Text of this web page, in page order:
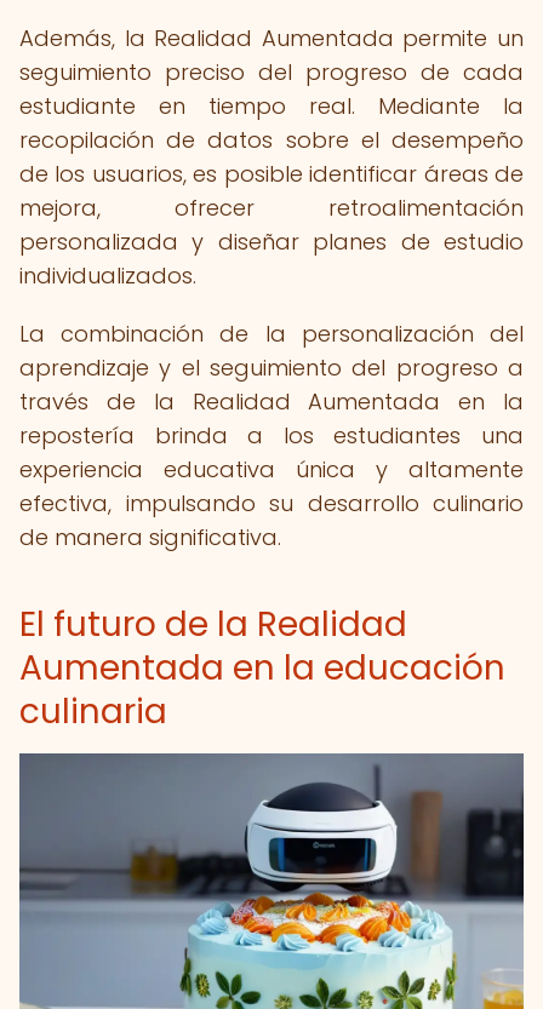
Además, la Realidad Aumentada permite un
seguimiento preciso del progreso de cada
estudiante en tiempo real. Mediante la
recopilación de datos sobre el desempeño
de los usuarios, es posible identificar áreas de
mejora, ofrecer retroalimentación
personalizada y diseñar planes de estudio
individualizados.
La combinación de la personalización del
aprendizaje y el seguimiento del progreso a
través de la Realidad Aumentada en la
repostería brinda a los estudiantes una
experiencia educativa única y altamente
efectiva, impulsando su desarrollo culinario
de manera significativa.
El futuro de la Realidad
Aumentada en la educación
culinaria